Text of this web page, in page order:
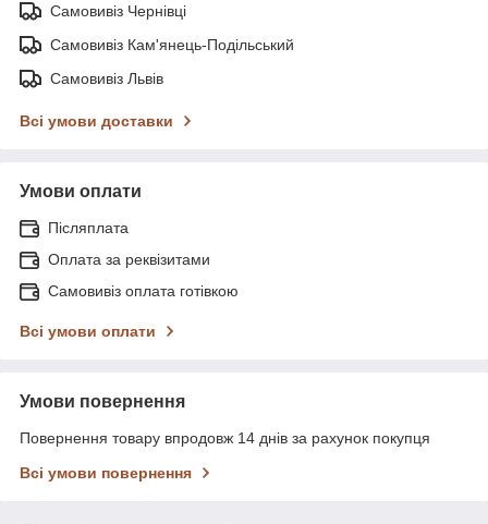
Самовивіз Чернівці
Самовивіз Кам'янець-Подільський
Самовивіз Львів
Всі умови доставки
Умови оплати
Післяплата
Оплата за реквізитами
Самовивіз оплата готівкою
Всі умови оплати
Умови повернення
Повернення товару впродовж 14 днів за рахунок покупця
Всі умови повернення